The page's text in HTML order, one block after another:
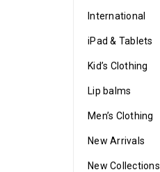
International
iPad & Tablets
Kid’s Clothing
Lip balms
Men’s Clothing
New Arrivals
New Collections